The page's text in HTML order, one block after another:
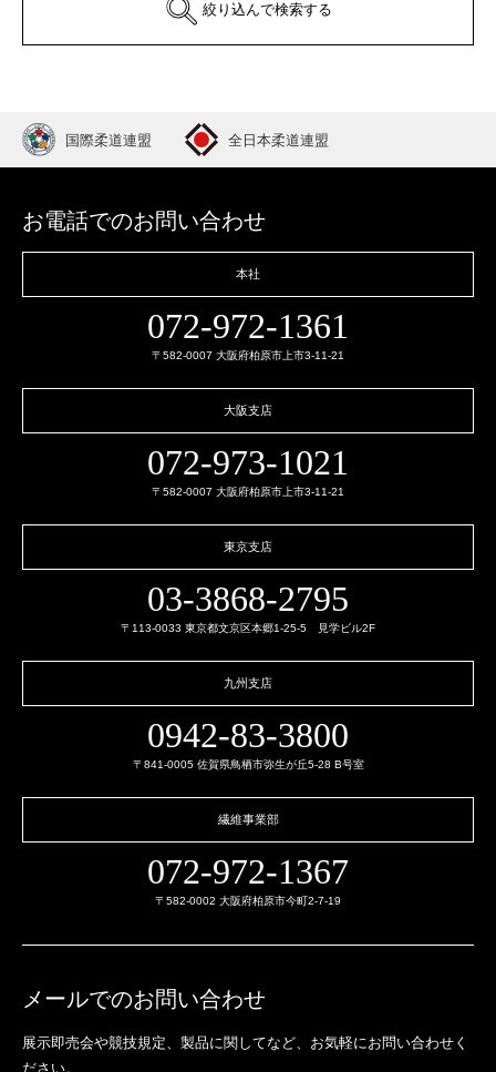
絞り込んで検索する
国際柔道連盟 全日本柔道連盟
お電話でのお問い合わせ
本社
072-972-1361
〒582-0007 大阪府柏原市上市3-11-21
大阪支店
072-973-1021
〒582-0007 大阪府柏原市上市3-11-21
東京支店
03-3868-2795
〒113-0033 東京都文京区本郷1-25-5 見学ビル2F
九州支店
0942-83-3800
〒841-0005 佐賀県鳥栖市弥生が丘5-28 B号室
繊維事業部
072-972-1367
〒582-0002 大阪府柏原市今町2-7-19
メールでのお問い合わせ
展示即売会や競技規定、製品に関してなど、 お気軽にお問い合わせく
ださい。